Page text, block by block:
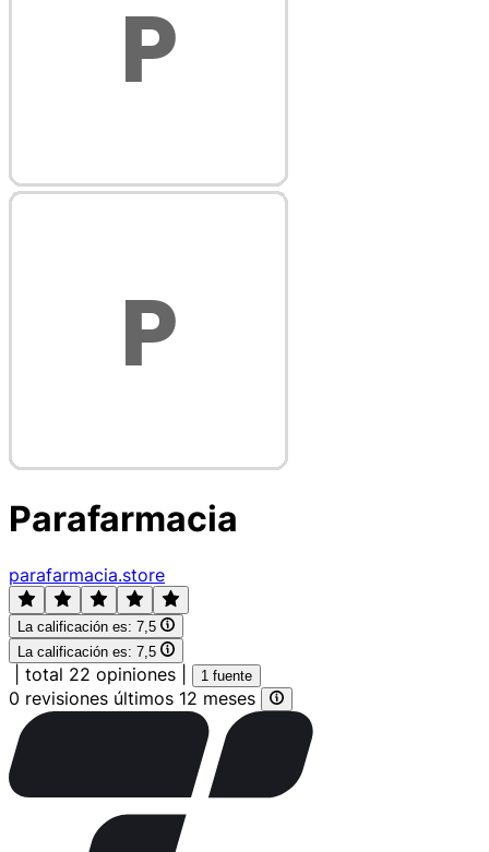
Parafarmacia
parafarmacia.store
La calificación es: 7,5
La calificación es: 7,5
total 22 opiniones 1 fuente
0 revisiones últimos 12 meses